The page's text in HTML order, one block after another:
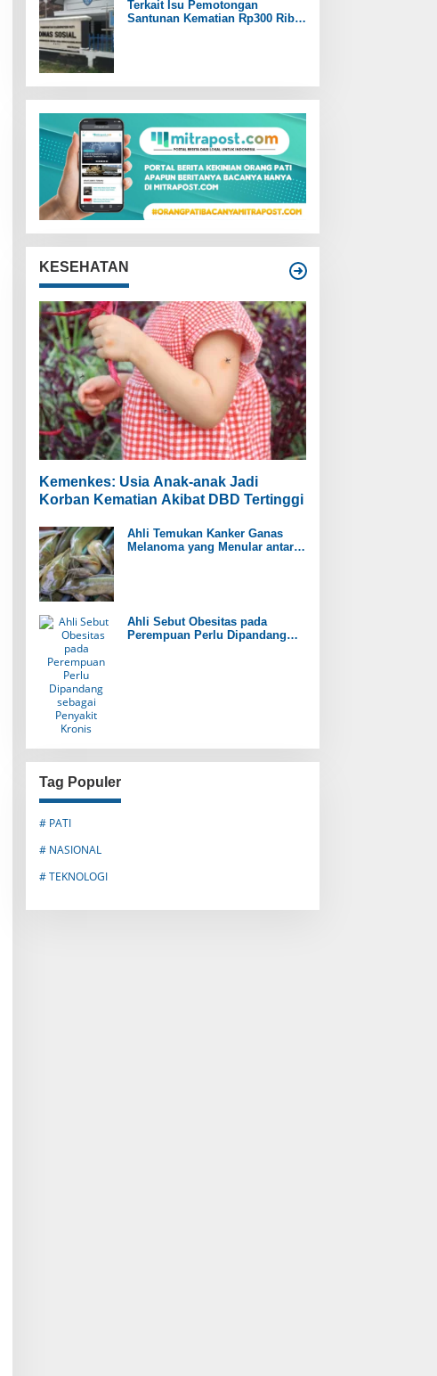
Terkait Isu Pemotongan
Santunan Kematian Rp300 Ribu,
KESEHATAN
Kemenkes: Usia Anak-anak Jadi
Korban Kematian Akibat DBD Tertinggi
Ahli Temukan Kanker Ganas
Melanoma yang Menular antar
Ahli Sebut Obesitas pada
Perempuan Perlu Dipandang
Tag Populer
# PATI
# NASIONAL
# TEKNOLOGI